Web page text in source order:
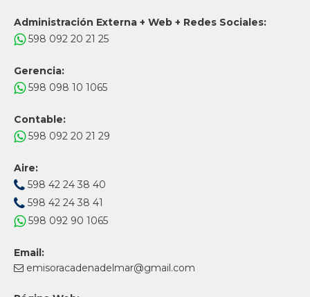
Administración Externa + Web + Redes Sociales:
598 092 20 21 25
Gerencia:
598 098 10 1065
Contable:
598 092 20 21 29
Aire:
598 42 24 38 40
598 42 24 38 41
598 092 90 1065
Email:
emisoracadenadelmar@gmail.com